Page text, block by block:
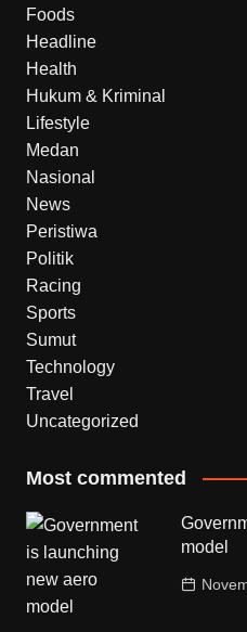
Foods
Headline
Health
Hukum & Kriminal
Lifestyle
Medan
Nasional
News
Peristiwa
Politik
Racing
Sports
Sumut
Technology
Travel
Uncategorized
Most commented
model